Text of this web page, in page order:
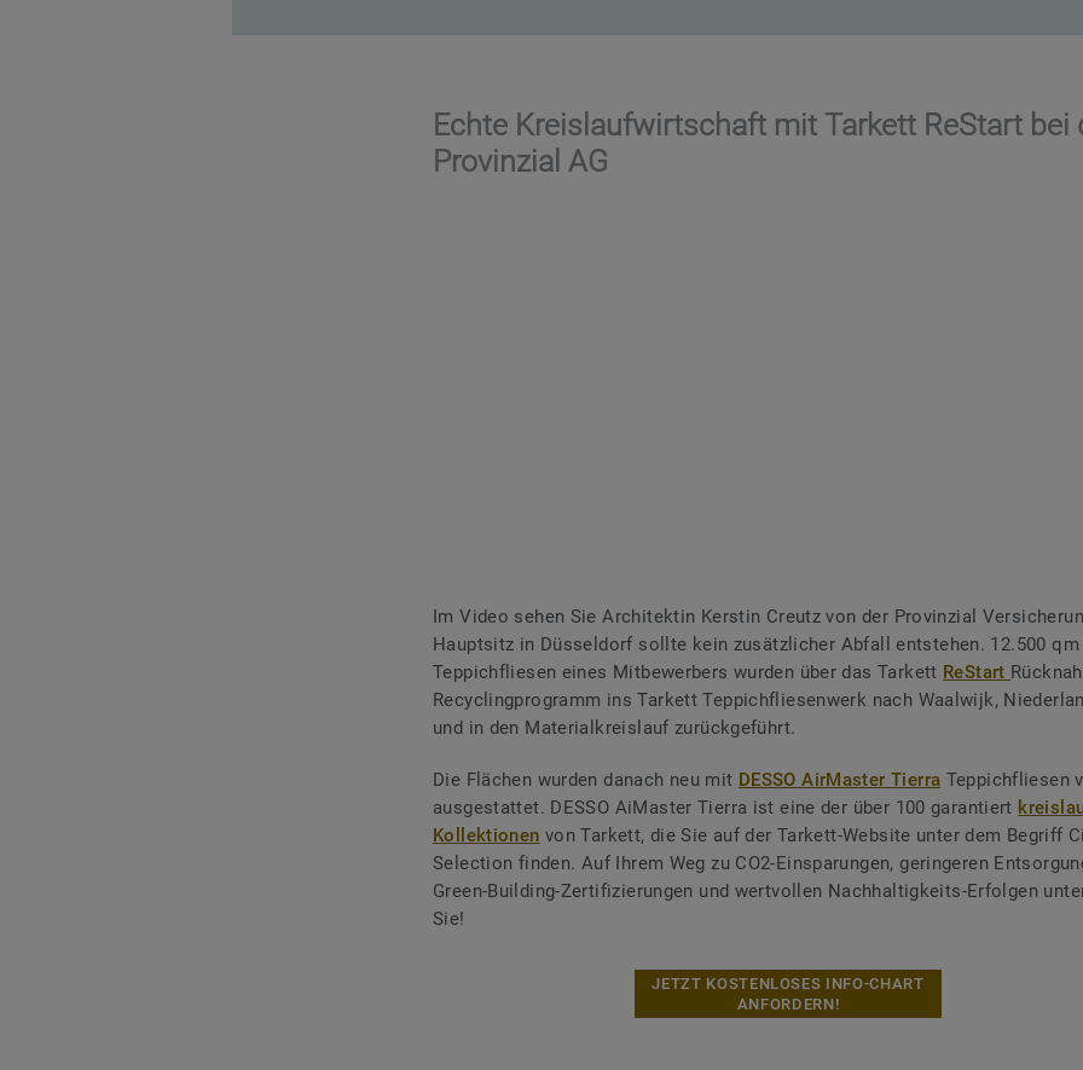
Echte Kreislaufwirtschaft mit Tarkett ReStart bei
Provinzial AG
Im Video sehen Sie Architektin Kerstin Creutz von der Provinzial
Hauptsitz in Düsseldorf sollte kein zusätzlicher Abfall entstehen. 12.500 qm
Teppichfliesen eines Mitbewerbers wurden über das Tarkett ReStart
Recyclingprogramm ins Tarkett Teppichfliesenwerk nach Waalwijk,
und in den Materialkreislauf zurückgeführt.
Die Flächen wurden danach neu mit DESSO AirMaster Tierra Teppichfliesen
ausgestattet. DESSO AiMaster Tierra ist eine der über 100 garantiert
Kollektionen von Tarkett, die Sie auf der Tarkett-Website unter dem Begriff
Selection finden. Auf Ihrem Weg zu CO2-Einsparungen, geringeren
Green-Building-Zertifizierungen und wertvollen Nachhaltigkeits-Erfolgen
Sie!
JETZT KOSTENLOSES INFO-CHART
ANFORDERN!